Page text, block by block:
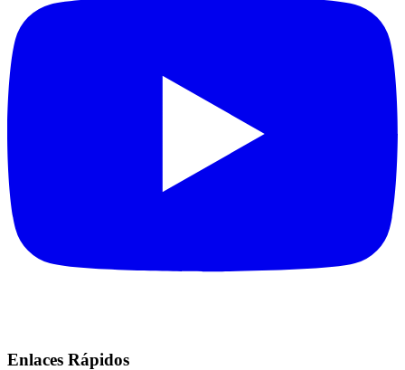
Enlaces Rápidos